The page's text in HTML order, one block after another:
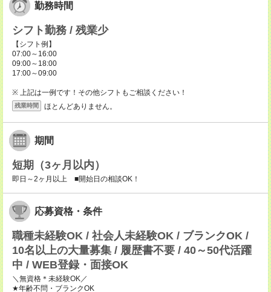
勤務時間
シフト勤務 / 残業少
【シフト例】
07:00～16:00
09:00～18:00
17:00～09:00
※ 上記は一例です！その他シフトもご相談ください！
残業時間 ほとんどありません。
期間
短期（3ヶ月以内）
即日～2ヶ月以上 ■開始日の相談OK！
応募資格・条件
職種未経験OK / 社会人未経験OK / ブランクOK /
10名以上の大量募集 / 履歴書不要 / 40～50代活躍
中 / WEB登録・面接OK
＼無資格＊未経験OK／
★年齢不問・ブランクOK